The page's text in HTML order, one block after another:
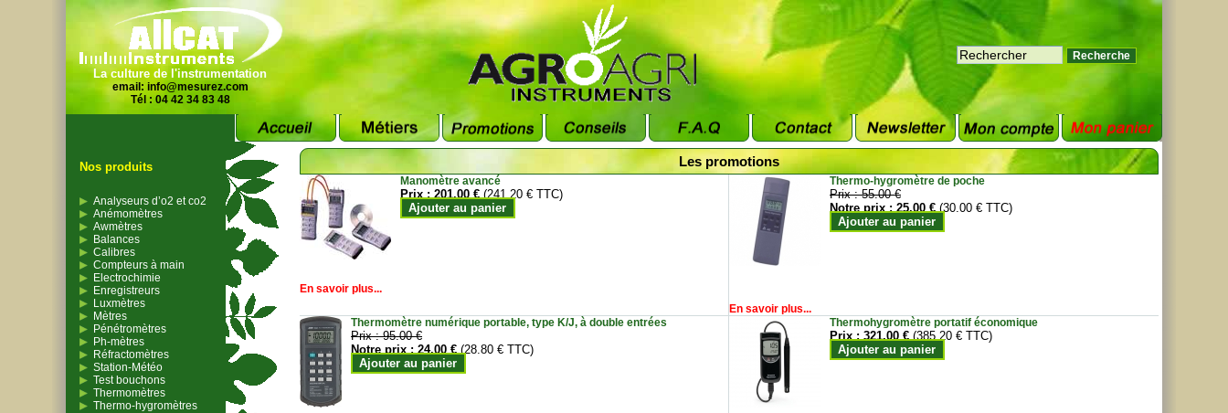
La culture de l'instrumentation
email: info@mesurez.com
Tél : 04 42 34 83 48
Nos produits
Analyseurs d’o2 et co2
Anémomètres
Awmètres
Balances
Calibres
Compteurs à main
Electrochimie
Enregistreurs
Luxmètres
Mètres
Pénétromètres
Ph-mètres
Réfractomètres
Station-Météo
Test bouchons
Thermomètres
Thermo-hygromètres
Les promotions
Manomètre avancé
Prix :201.00 € (241.20 € TTC)
Ajouter au panier
En savoir plus...
Thermo-hygromètre de poche
Prix :55.00 €
Notre prix :25.00 € (30.00 € TTC)
Ajouter au panier
En savoir plus...
Thermomètre numérique portable, type K/J, à double entrées
Prix :95.00 €
Notre prix :24.00 € (28.80 € TTC)
Ajouter au panier
Thermohygromètre portatif économique
Prix :321.00 € (385.20 € TTC)
Ajouter au panier